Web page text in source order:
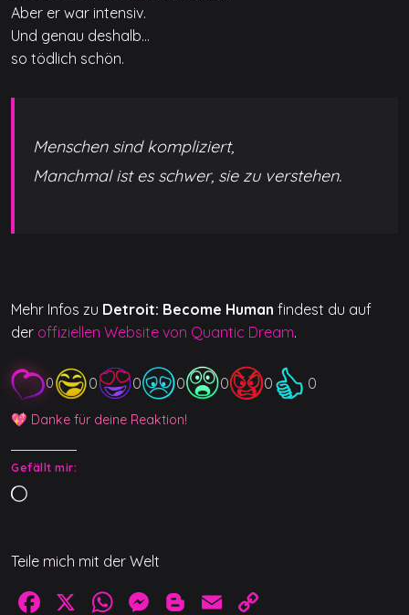
Aber er war intensiv.
Und genau deshalb…
so tödlich schön.
Menschen sind kompliziert,
Manchmal ist es schwer, sie zu verstehen.
Mehr Infos zu Detroit: Become Human findest du auf
der offiziellen Website von Quantic Dream.
0 0 0 0 0 0 0
💖 Danke für deine Reaktion!
Gefällt mir:
W
d
g
e
Teile mich mit der Welt
F
X
W M
Bl E